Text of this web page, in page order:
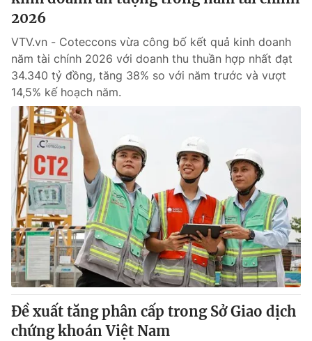
2026
VTV.vn - Coteccons vừa công bố kết quả kinh doanh
năm tài chính 2026 với doanh thu thuần hợp nhất đạt
34.340 tỷ đồng, tăng 38% so với năm trước và vượt
14,5% kế hoạch năm.
Đề xuất tăng phân cấp trong Sở Giao dịch
chứng khoán Việt Nam